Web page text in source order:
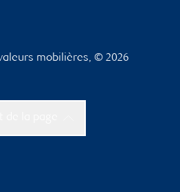
mobilières, © 2026